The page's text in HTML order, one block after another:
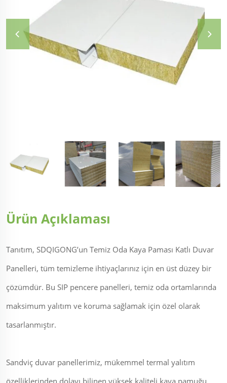
Ürün Açıklaması
Tanıtım, SDQIGONG’un Temiz Oda Kaya Paması Katlı Duvar
Panelleri, tüm temizleme ihtiyaçlarınız için en üst düzey bir
çözümdür. Bu SIP pencere panelleri, temiz oda ortamlarında
maksimum yalıtım ve koruma sağlamak için özel olarak
tasarlanmıştır.
Sandviç duvar panellerimiz, mükemmel termal yalıtım
özelliklerinden dolayı bilinen yüksek kaliteli kaya pamuğu